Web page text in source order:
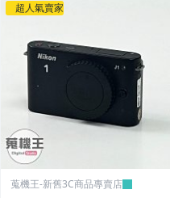
超人氣賣家
蒐機王-新舊3C商品專賣店